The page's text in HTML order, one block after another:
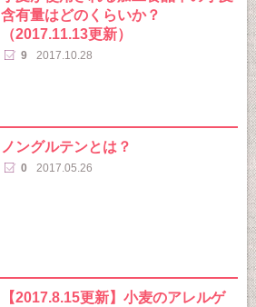
含有量はどのくらいか？
（2017.11.13更新）
9 2017.10.28
ノングルテンとは？
0 2017.05.26
【2017.8.15更新】小麦のアレルゲ